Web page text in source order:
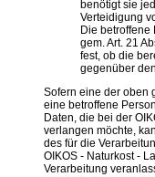
benötigt sie
Verteidigung
Die betroffene
gem. Art. 21
fest, ob die
gegenüber
Sofern eine der oben
eine betroffene
Daten, die bei der
verlangen möchte,
des für die
OIKOS - Naturkost -
Verarbeitung